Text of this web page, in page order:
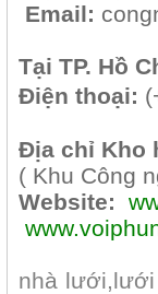
Email:
Tại TP. Hồ
Điện thoại:
Địa chỉ Kho
( Khu Công
Website:
nhà lưới,lưới